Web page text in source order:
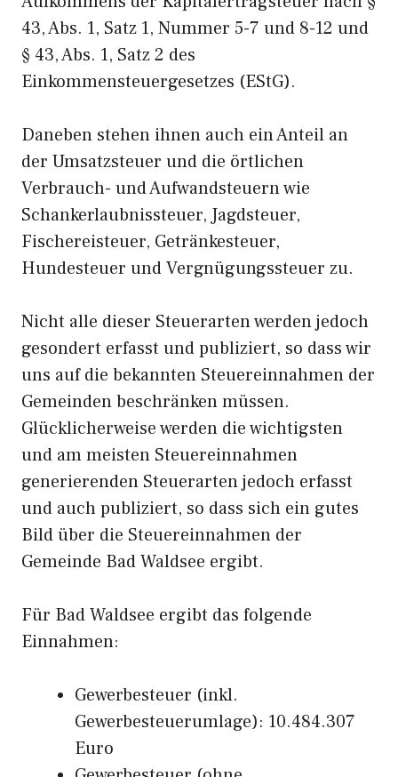
43, Abs. 1, Satz 1, Nummer 5-7 und 8-12 und
§ 43, Abs. 1, Satz 2 des
Einkommensteuergesetzes (EStG).
Daneben stehen ihnen auch ein Anteil an
der Umsatzsteuer und die örtlichen
Verbrauch- und Aufwandsteuern wie
Schankerlaubnissteuer, Jagdsteuer,
Fischereisteuer, Getränkesteuer,
Hundesteuer und Vergnügungssteuer zu.
Nicht alle dieser Steuerarten werden jedoch
gesondert erfasst und publiziert, so dass wir
uns auf die bekannten Steuereinnahmen der
Gemeinden beschränken müssen.
Glücklicherweise werden die wichtigsten
und am meisten Steuereinnahmen
generierenden Steuerarten jedoch erfasst
und auch publiziert, so dass sich ein gutes
Bild über die Steuereinnahmen der
Gemeinde Bad Waldsee ergibt.
Für Bad Waldsee ergibt das folgende
Einnahmen:
Gewerbesteuer (inkl.
Gewerbesteuerumlage): 10.484.307
Euro